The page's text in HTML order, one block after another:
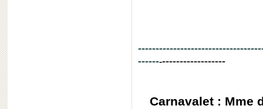
-------------------------
Carnavalet : Mme